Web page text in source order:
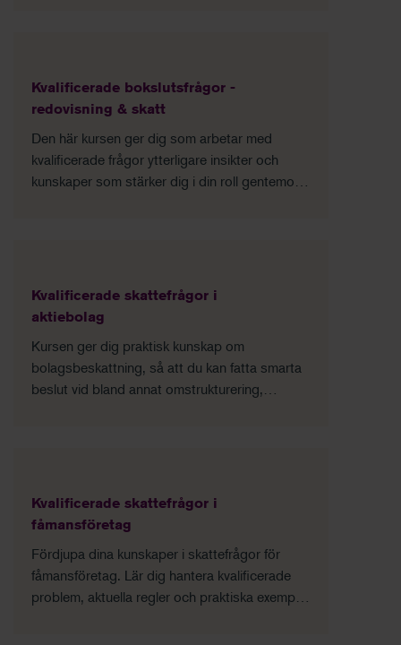
Kvalificerade bokslutsfrågor -
redovisning & skatt
Den här kursen ger dig som arbetar med
kvalificerade frågor ytterligare insikter och
kunskaper som stärker dig i din roll gentemot
Kvalificerade skattefrågor i
aktiebolag
Kursen ger dig praktisk kunskap om
bolagsbeskattning, så att du kan fatta smarta
beslut vid bland annat omstrukturering,
Kvalificerade skattefrågor i
fåmansföretag
Fördjupa dina kunskaper i skattefrågor för
fåmansföretag. Lär dig hantera kvalificerade
problem, aktuella regler och praktiska exempel